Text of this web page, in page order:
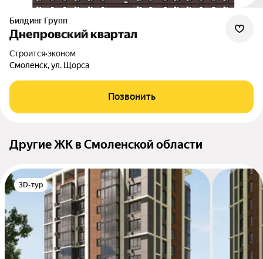
Билдинг Групп
Днепровский квартал
Строится•эконом
Смоленск, ул. Щорса
Позвонить
Другие ЖК в Смоленской области
3D-тур